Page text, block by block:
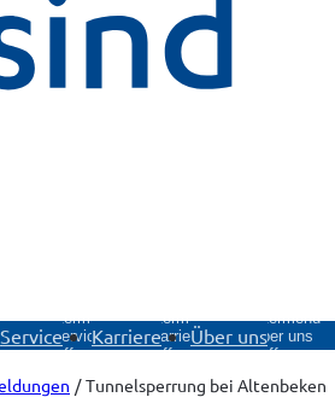
Service
Untermenü
Service
öffnen
Karriere
Untermenü
Karriere
öffnen
Über uns
Untermenü
Über uns
öffnen
Tunnelsperrung bei Altenbeken